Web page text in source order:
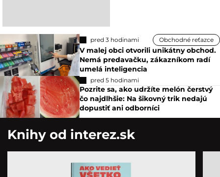
pred 3 hodinami Obchodné reťazce
V malej obci otvorili unikátny obchod.
Nemá predavačku, zákazníkom radí
umelá inteligencia
pred 5 hodinami
Pozrite sa, ako udržíte melón čerstvý
čo najdlhšie: Na šikovný trik nedajú
dopustiť ani odborníci
Knihy od interez.sk